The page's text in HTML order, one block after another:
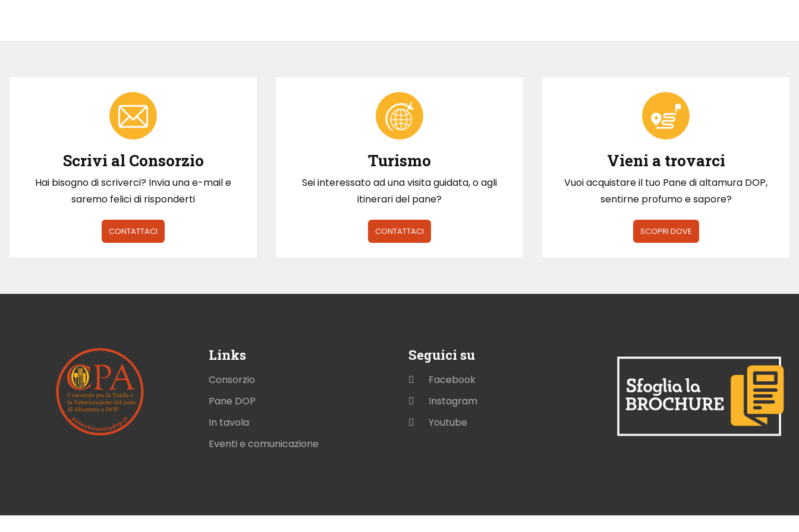
Scrivi al Consorzio
Hai bisogno di scriverci? Invia una e-mail e
saremo felici di risponderti
CONTATTACI
Turismo
Sei interessato ad una visita guidata, o agli
itinerari del pane?
CONTATTACI
Vieni a trovarci
Vuoi acquistare il tuo Pane di altamura DOP,
sentirne profumo e sapore?
SCOPRI DOVE
Links
Consorzio
Pane DOP
In tavola
Eventi e comunicazione
Seguici su
Facebook
Instagram
Youtube